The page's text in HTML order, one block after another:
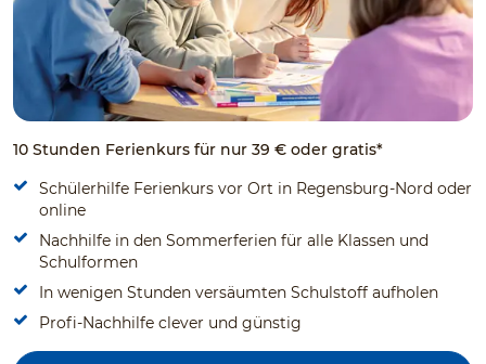
10 Stunden Ferienkurs für nur 39 € oder gratis*
Schülerhilfe Ferienkurs vor Ort in Regensburg-Nord oder
online
Nachhilfe in den Sommerferien für alle Klassen und
Schulformen
In wenigen Stunden versäumten Schulstoff aufholen
Profi-Nachhilfe clever und günstig